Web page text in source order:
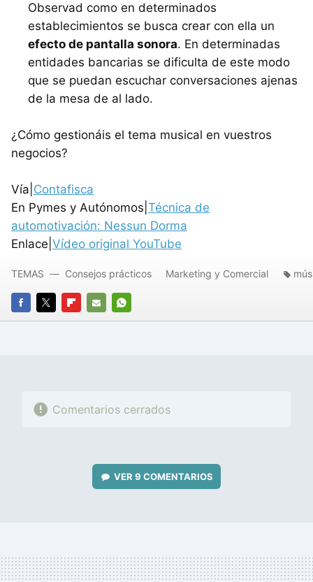
Observad como en determinados
establecimientos se busca crear con ella un
efecto de pantalla sonora. En determinadas
entidades bancarias se dificulta de este modo
que se puedan escuchar conversaciones ajenas
de la mesa de al lado.
¿Cómo gestionáis el tema musical en vuestros
negocios?
Vía| Contafisca
En Pymes y Autónomos| Técnica de
automotivación: Nessun Dorma
Enlace| Vídeo original YouTube
FACEBOOK
TWITTERFLIPBOARD
E-
WHATSAPP
TEMAS Consejos prácticos Marketing y Comercial
Comentarios cerrados
VER 9 COMENTARIOS